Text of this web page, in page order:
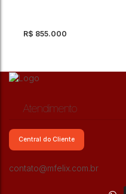
Sobrado com 3
R$ 855.000
Atendimento
Central do Cliente
contato@mfelix.com.br